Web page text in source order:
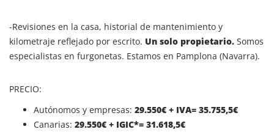
-Revisiones en la casa, historial de mantenimiento y
kilometraje reflejado por escrito. Un solo propietario. Somos
especialistas en furgonetas. Estamos en Pamplona (Navarra).
PRECIO:
Autónomos y empresas: 29.550€ + IVA= 35.755,5€
Canarias: 29.550€ + IGIC*= 31.618,5€